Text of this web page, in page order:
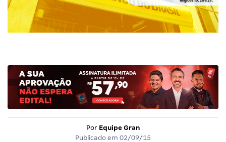
Por Equipe Gran
Publicado em 02/09/15